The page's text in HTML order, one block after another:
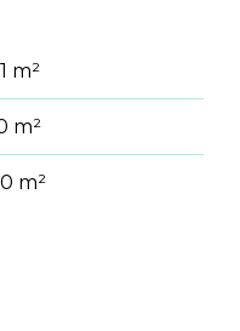
m²
m²
m²